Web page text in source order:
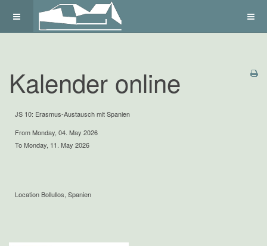
Kalender online
JS 10: Erasmus-Austausch mit Spanien
From Monday, 04. May 2026
To Monday, 11. May 2026
Location Bollullos, Spanien